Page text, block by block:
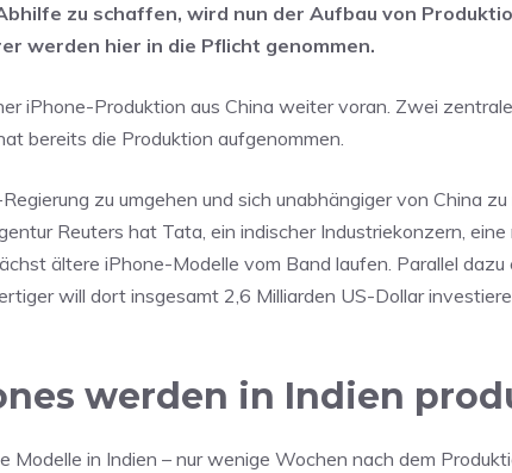
zu schaffen, wird nun der Aufbau von
werden hier in die Pflicht genommen.
iPhone-Produktion aus China weiter voran. Zwei
bereits die Produktion aufgenommen.
zu umgehen und sich unabhängiger von China
Reuters hat Tata, ein indischer Industriekonzern,
ältere iPhone-Modelle vom Band laufen. Parallel
will dort insgesamt 2,6 Milliarden US-Dollar
werden in Indien
Modelle in Indien – nur wenige Wochen nach dem